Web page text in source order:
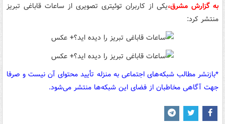
به گزارش مشرق،یکی از کاربران توئیتری تصویری از ساعات قاباغی تبریز
منتشر کرد:
*بازنشر مطالب شبکه‌های اجتماعی به منزله تأیید محتوای آن نیست و صرفا
جهت آگاهی مخاطبان از فضای این شبکه‌ها منتشر می‌شود.